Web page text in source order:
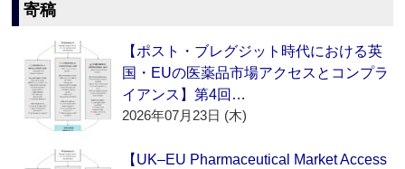
寄稿
【ポスト・ブレグジット時代における英
国・EUの医薬品市場アクセスとコンプラ
イアンス】第4回…
2026年07月23日 (木)
【UK–EU Pharmaceutical Market Access